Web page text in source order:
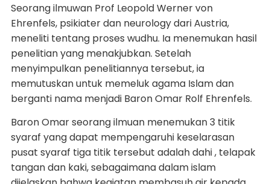
Seorang ilmuwan Prof Leopold Werner von
Ehrenfels, psikiater dan neurology dari Austria,
meneliti tentang proses wudhu. Ia menemukan hasil
penelitian yang menakjubkan. Setelah
menyimpulkan penelitiannya tersebut, ia
memutuskan untuk memeluk agama Islam dan
berganti nama menjadi Baron Omar Rolf Ehrenfels.
Baron Omar seorang ilmuan menemukan 3 titik
syaraf yang dapat mempengaruhi keselarasan
pusat syaraf tiga titik tersebut adalah dahi , telapak
tangan dan kaki, sebagaimana dalam islam